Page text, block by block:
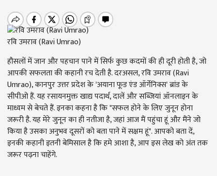
रवि उमराव (Ravi Umrao)
हौसलों में जान और पहचान पाने में सिर्फ कुछ कदमों की ही दूरी होती है, जो
आपकी सफलता की कहानी रच देती है. दरअसल, रवि उमराव (Ravi
Umrao), कानपुर उत्तर प्रदेश के 'अयाना फूड एंड ऑर्गेनिक्स' ब्रांड के
सीपीओ हैं. यह रसायनमुक्त खाद्य पदार्थ, दालें और सब्जियां ऑनलाइन के
माध्यम से बेचते हैं. इनका कहना है कि "सफल होने के लिए जुनून होना
जरूरी है. यह मेरे जुनून का ही नतीजा है, जहां आज मैं पहुंचा हूं और मैंने जो
किया है उसका अनुभव दूसरों को बता पाने में सक्षम हूं". आपको बता दें,
इनकी कहानी इतनी बेमिसाल है कि हमे आशा है, आप इस लेख को अंत तक
जरूर पढ़ना चाहेंगे.